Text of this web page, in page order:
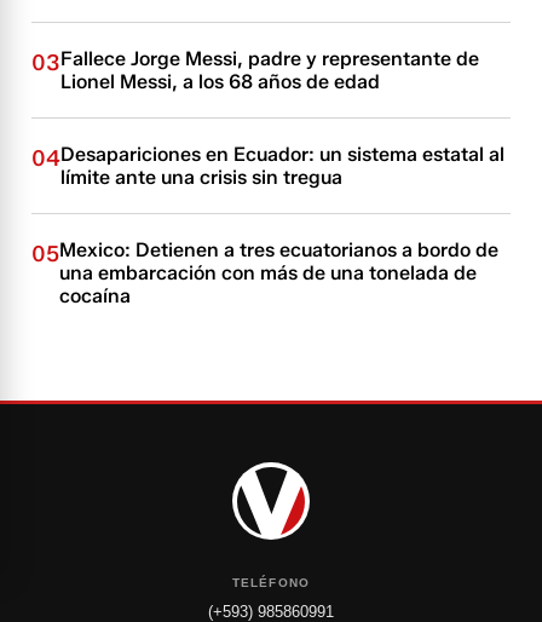
03Fallece Jorge Messi, padre y representante de
Lionel Messi, a los 68 años de edad
04Desapariciones en Ecuador: un sistema estatal al
límite ante una crisis sin tregua
05Mexico: Detienen a tres ecuatorianos a bordo de
una embarcación con más de una tonelada de
cocaína
TELÉFONO
(+593) 985860991